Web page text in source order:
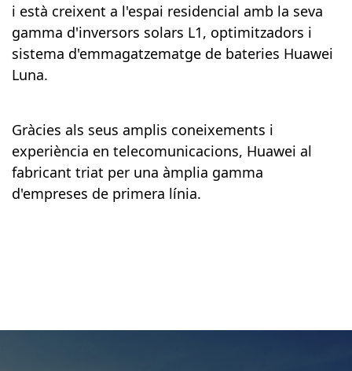
i està creixent a l'espai residencial amb la seva
gamma d'inversors solars L1, optimitzadors i
sistema d'emmagatzematge de bateries Huawei
Luna.
Gràcies als seus amplis coneixements i
experiència en telecomunicacions, Huawei al
fabricant triat per una àmplia gamma
d'empreses de primera línia.